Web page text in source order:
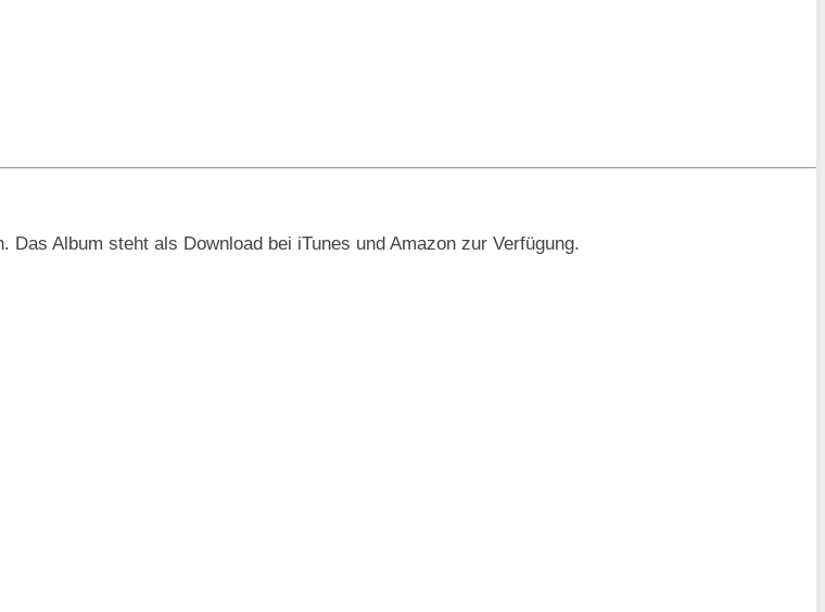
Album steht als Download bei iTunes und Amazon zur Verfügung.